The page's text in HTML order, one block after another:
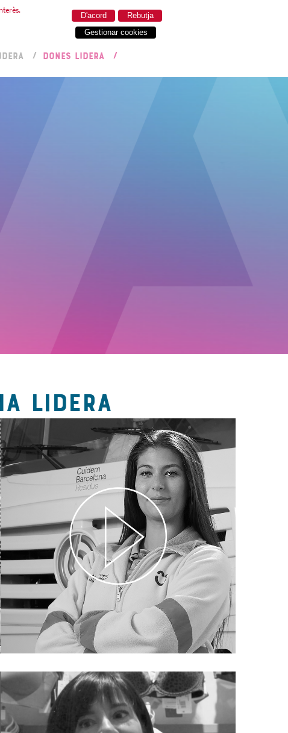
Rebutja
D'acord
Gestionar cookies
DONES LIDERA
LIDERA